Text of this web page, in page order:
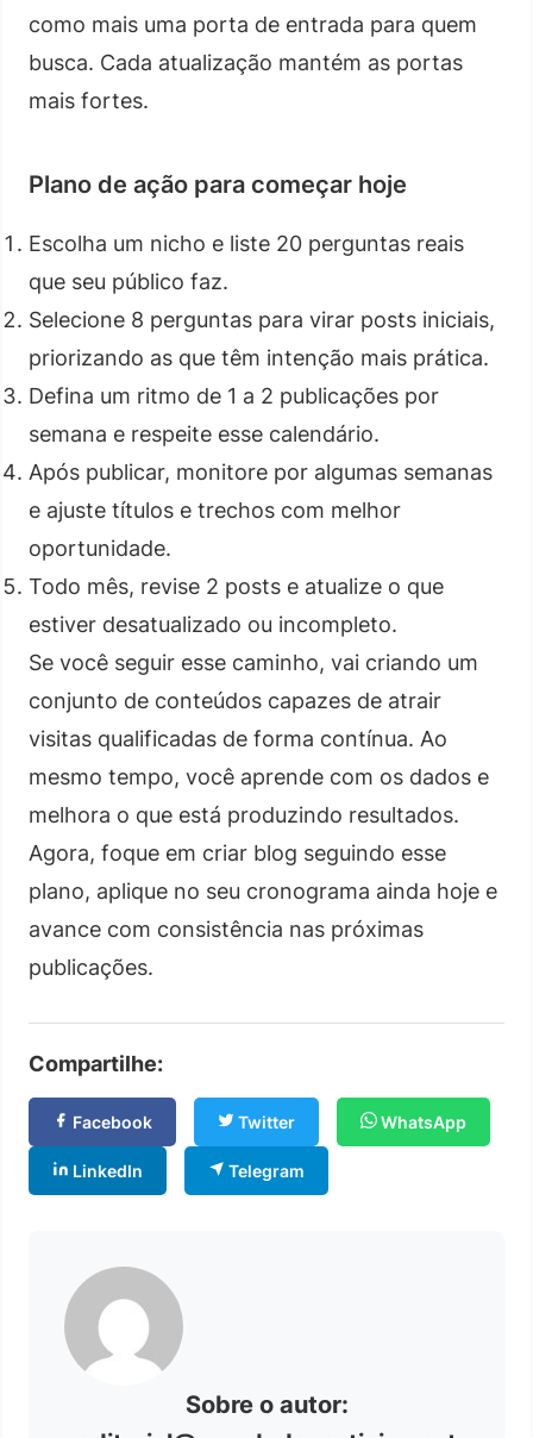
como mais uma porta de entrada para quem
busca. Cada atualização mantém as portas
mais fortes.
Plano de ação para começar hoje
Escolha um nicho e liste 20 perguntas reais
que seu público faz.
Selecione 8 perguntas para virar posts iniciais,
priorizando as que têm intenção mais prática.
Defina um ritmo de 1 a 2 publicações por
semana e respeite esse calendário.
Após publicar, monitore por algumas semanas
e ajuste títulos e trechos com melhor
oportunidade.
Todo mês, revise 2 posts e atualize o que
estiver desatualizado ou incompleto.
Se você seguir esse caminho, vai criando um
conjunto de conteúdos capazes de atrair
visitas qualificadas de forma contínua. Ao
mesmo tempo, você aprende com os dados e
melhora o que está produzindo resultados.
Agora, foque em criar blog seguindo esse
plano, aplique no seu cronograma ainda hoje e
avance com consistência nas próximas
publicações.
Compartilhe:
Facebook Twitter WhatsApp
LinkedIn Telegram
Sobre o autor: